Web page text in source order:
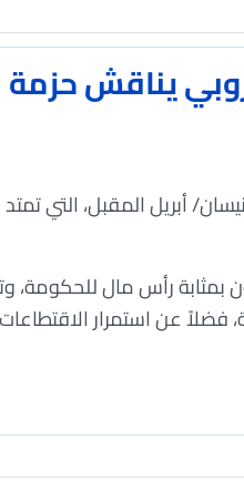
الأوروبي يناقش
أبريل المقبل، التي
رأس مال للحكومة،
فضلاً عن استمرار